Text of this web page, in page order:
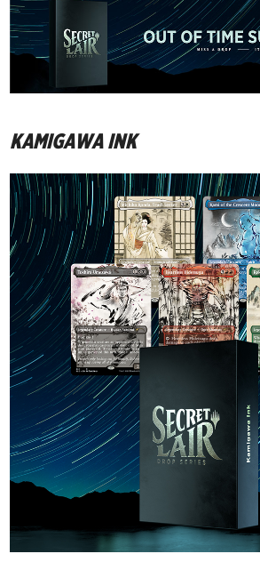
KAMIGAWA INK